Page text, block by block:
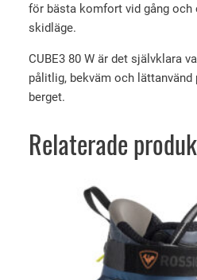
för bästa komfort vid gång
skidläge.
CUBE3 80 W är det självklara
pålitlig, bekväm och lättanvänd
berget.
Relaterade